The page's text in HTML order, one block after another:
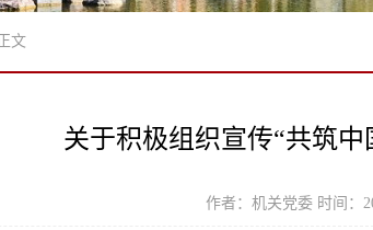
文
关于积极组织宣传“共筑
作者：机关党委 时间：